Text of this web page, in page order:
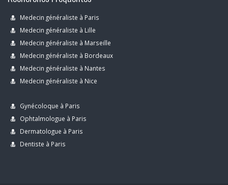
Medecin généraliste à Paris
Medecin généraliste à Lille
Medecin généraliste à Marseille
Medecin généraliste à Bordeaux
Medecin généraliste à Nantes
Medecin généraliste à Nice
Gynécoloque à Paris
Ophtalmologue à Paris
Dermatologue à Paris
Dentiste à Paris